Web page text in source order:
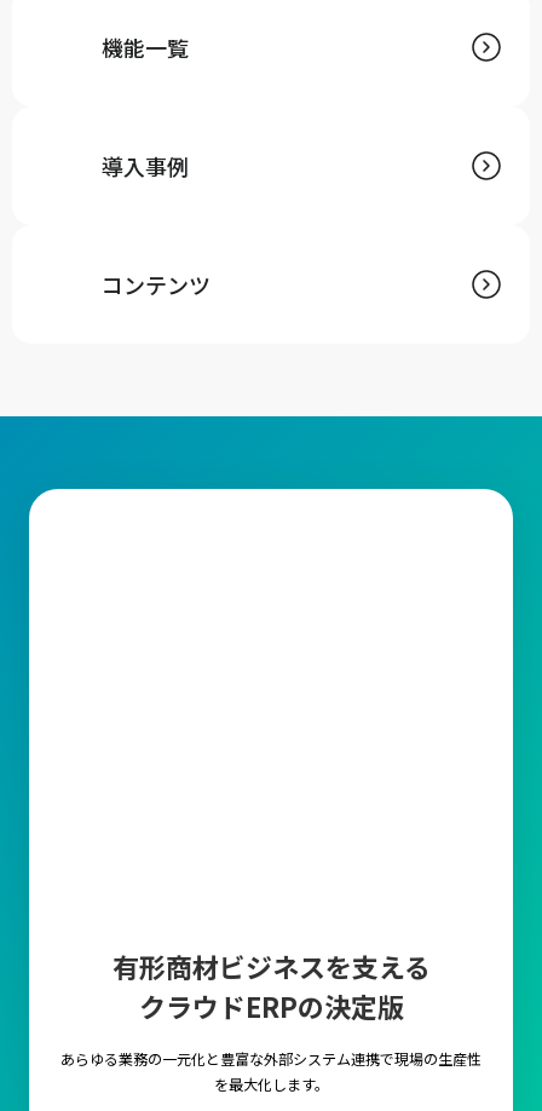
機能一覧
導入事例
コンテンツ
有形商材ビジネスを支える
クラウドERPの決定版
あらゆる業務の一元化と豊富な外部システム連携で現場の生産性
を最大化します。